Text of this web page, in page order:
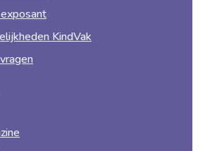
KindVak